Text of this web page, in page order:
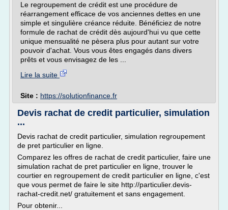
Le regroupement de crédit est une procédure de
réarrangement efficace de vos anciennes dettes en une
simple et singulière créance réduite. Bénéficiez de notre
formule de rachat de crédit dès aujourd'hui vu que cette
unique mensualité ne pèsera plus pour autant sur votre
pouvoir d'achat. Vous vous êtes engagés dans divers
prêts et vous envisagez de les ...
Lire la suite
Site : https://solutionfinance.fr
Devis rachat de credit particulier, simulation
...
Devis rachat de credit particulier, simulation regroupement
de pret particulier en ligne.
Comparez les offres de rachat de credit particulier, faire une
simulation rachat de pret particulier en ligne, trouver le
courtier en regroupement de credit particulier en ligne, c'est
que vous permet de faire le site http://particulier.devis-
rachat-credit.net/ gratuitement et sans engagement.
Pour obtenir...